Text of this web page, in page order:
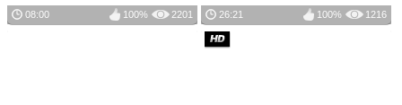
08:00 2201
100% 26:21 1216
100%